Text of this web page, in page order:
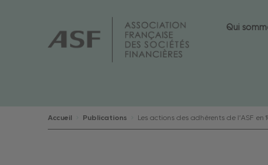
Qui
Accueil Publications Les actions des adhérents de l’ASF